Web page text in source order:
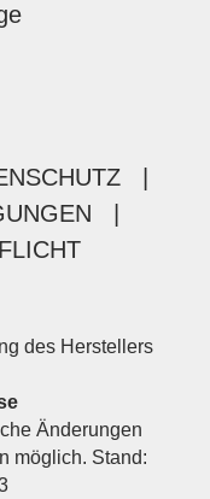
des Herstellers
Änderungen
möglich. Stand: